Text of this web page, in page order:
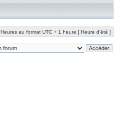
Heures au format UTC + 1 heure [ Heure d’été ]